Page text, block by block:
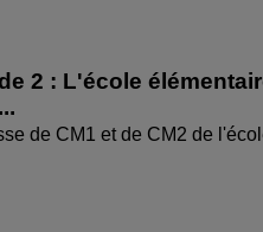
2 : L'école
de CM1 et de CM2 de